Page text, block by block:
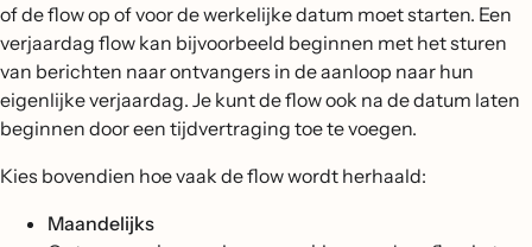
of de flow op of voor de werkelijke datum moet starten. Een
verjaardag flow kan bijvoorbeeld beginnen met het sturen
van berichten naar ontvangers in de aanloop naar hun
eigenlijke verjaardag. Je kunt de flow ook na de datum laten
beginnen door een tijdvertraging toe te voegen.
Kies bovendien hoe vaak de flow wordt herhaald:
Maandelijks